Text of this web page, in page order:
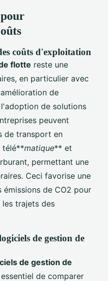
coûts d'exploitation
flotte reste une
en particulier avec
de
de solutions
peuvent
de transport en
télé**matique** et
permettant une
Ceci favorise une
de CO2 pour
trajets des
de gestion de
de gestion de
de comparer